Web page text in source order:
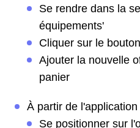
Se rendre dans la
équipements'
Cliquer sur le
Ajouter la nouvelle
panier
À partir de
Se positionner sur